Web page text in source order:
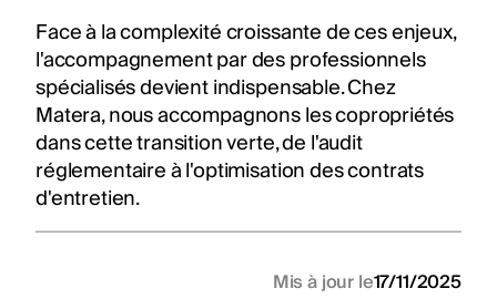
Face à la complexité croissante de ces enjeux,
l'accompagnement par des professionnels
spécialisés devient indispensable. Chez
Matera, nous accompagnons les copropriétés
dans cette transition verte, de l'audit
réglementaire à l'optimisation des contrats
d'entretien.
Mis à jour le17/11/2025